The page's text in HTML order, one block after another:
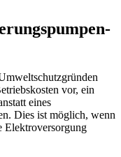
vor, ein
eines
Dies ist möglich, wenn
Elektroversorgung